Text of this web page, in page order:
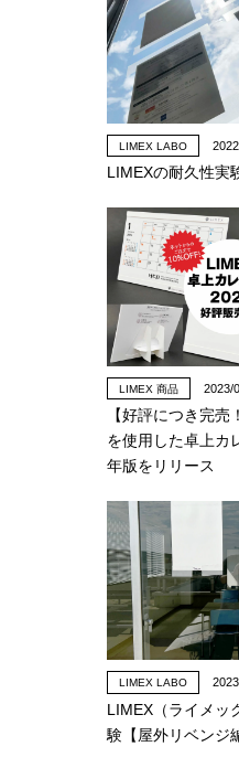
LIMEX LABO
LIMEXの耐久性実
LIMEX 商品 2023/
【好評につき完売
を使用した卓上カ
年版をリリース
LIMEX LABO
LIMEX（ライメッ
験【屋外リベンジ